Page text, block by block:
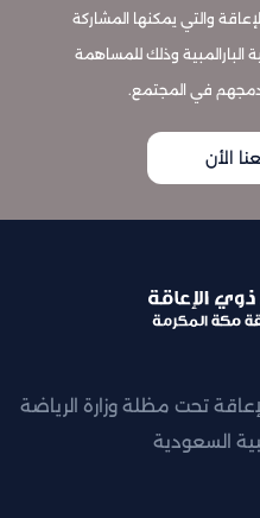
والتي يمكنها المشاركة
البارالمبية وذلك للمساهمة
في المجتمع.
الأن
تحت مظلة وزارة الرياضة
السعودية